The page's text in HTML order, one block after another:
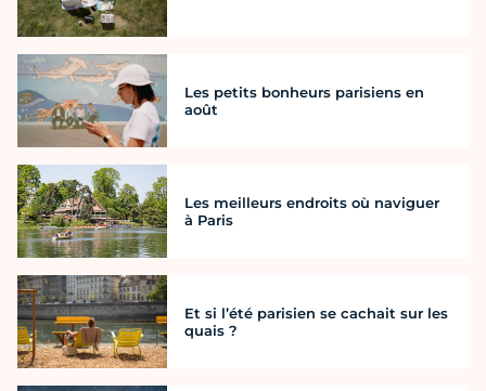
Les petits bonheurs parisiens en
août
Les meilleurs endroits où naviguer
à Paris
Et si l’été parisien se cachait sur les
quais ?